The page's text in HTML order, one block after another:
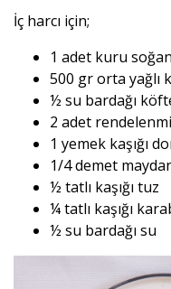
İç harcı için;
1 adet kuru soğan
500 gr orta yağlı
½ su bardağı
2 adet
1 yemek kaşığı
1/4 demet
½ tatlı kaşığı tuz
¼ tatlı kaşığı
½ su bardağı su